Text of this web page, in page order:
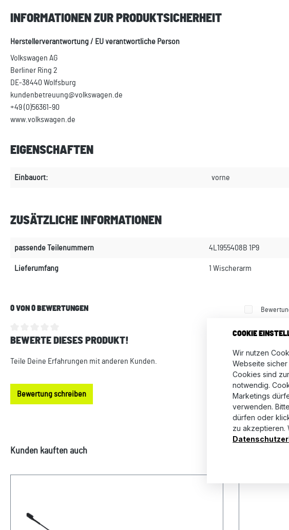
INFORMATIONEN ZUR PRODUKTSICHERHEIT
Herstellerverantwortung / EU verantwortliche Person
Volkswagen AG
Berliner Ring 2
DE-38440 Wolfsburg
kundenbetreuung@volkswagen.de
+49 (0)56361-90
www.volkswagen.de
EIGENSCHAFTEN
Einbauort: vorne
ZUSÄTZLICHE INFORMATIONEN
passende Teilenummern 4L1955408B 1P9
Lieferumfang 1 Wischerarm
0 VON 0 BEWERTUNGEN
Durchschnittliche Bewertung von 0 von 5 Sternen
BEWERTE DIESES PRODUKT!
Teile Deine Erfahrungen mit anderen Kunden.
Bewertung schreiben
Keine
Produktgalerie überspringen
Kunden kauften auch
COOKIE
Wir nutzen
Webseite
Cookies sind
notwendig.
Marketings
verwenden.
dürfen oder
zu akzeptieren.